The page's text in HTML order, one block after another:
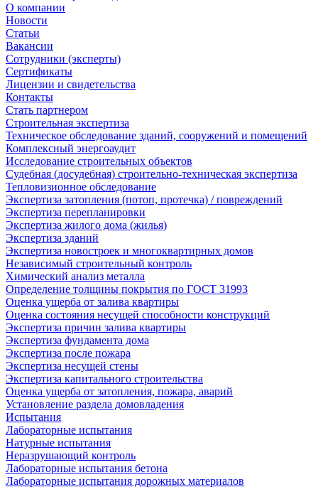
О компании
Новости
Статьи
Вакансии
Сотрудники (эксперты)
Сертификаты
Лицензии и свидетельства
Контакты
Стать партнером
Строительная экспертиза
Техническое обследование зданий, сооружений и помещений
Комплексный энергоаудит
Исследование строительных объектов
Судебная (досудебная) строительно-техническая экспертиза
Тепловизионное обследование
Экспертиза затопления (потоп, протечка) / повреждений
Экспертиза перепланировки
Экспертиза жилого дома (жилья)
Экспертиза зданий
Экспертиза новостроек и многоквартирных домов
Независимый строительный контроль
Химический анализ металла
Определение толщины покрытия по ГОСТ 31993
Оценка ущерба от залива квартиры
Оценка состояния несущей способности конструкций
Экспертиза причин залива квартиры
Экспертиза фундамента дома
Экспертиза после пожара
Экспертиза несущей стены
Экспертиза капитального строительства
Оценка ущерба от затопления, пожара, аварий
Установление раздела домовладения
Испытания
Лабораторные испытания
Натурные испытания
Неразрушающий контроль
Лабораторные испытания бетона
Лабораторные испытания дорожных материалов